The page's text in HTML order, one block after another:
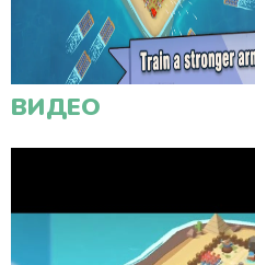
ВИДЕО